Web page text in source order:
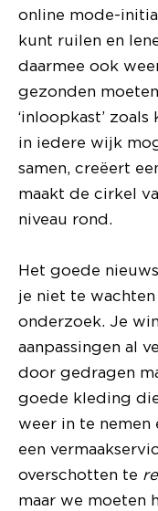
online mode-
kunt ruilen en
daarmee ook
gezonden
‘inloopkast’
in iedere wijk
samen, creëert
maakt de cirkel
niveau rond.
Het goede
je niet te
onderzoek. Je
aanpassingen al
door gedragen
goede kleding
weer in te
een
overschotten te
maar we moeten